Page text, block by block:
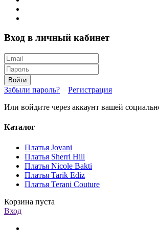
Вход в личный кабинет
Войти
Забыли пароль?
Регистрация
Или войдите через аккаунт вашей
Каталог
Платья Jovani
Платья Sherri Hill
Платья Nicole Bakti
Платья Tarik Ediz
Платья Terani Couture
Корзина пуста
Вход